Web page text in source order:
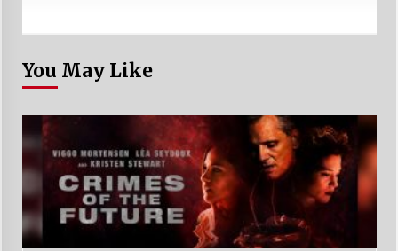
You May Like